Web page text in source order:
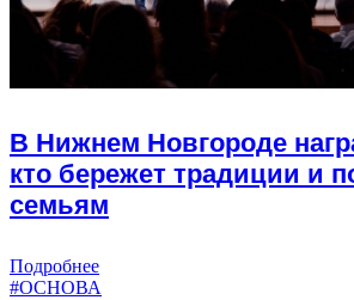
В Нижнем Новгороде
кто бережет традиции и
семьям
Подробнее
#ОСНОВА